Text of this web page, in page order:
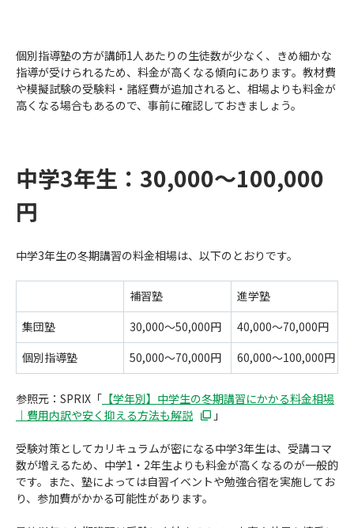
個別指導塾の方が講師1人あたりの生徒数が少なく、きめ細かな
指導が受けられるため、料金が高くなる傾向にあります。教材費
や模擬試験の受験料・諸経費が追加されると、相場よりも料金が
高くなる場合もあるので、事前に確認しておきましょう。
中学3年生： 30,000〜100,000
円
中学3年生の冬期講習の料金相場は、以下のとおりです。
補習塾
進学塾
集団塾
30,000～50,000円 40,000～70,000円
個別指導塾
50,000～70,000円 60,000～100,000円
参照元：SPRIX 「 【学年別】中学生の冬期講習にかかる料金相場
｜費用内訳や安く抑える方法も解説
」
受験対策としてカリキュラムが密になる中学3年生は、受講コマ
数が増えるため、中学1 ・ 2年生よりも料金が高くなるのが一般的
です。また、塾によっては自習イベントや勉強合宿を実施してお
り、参加費がかかる可能性があります。